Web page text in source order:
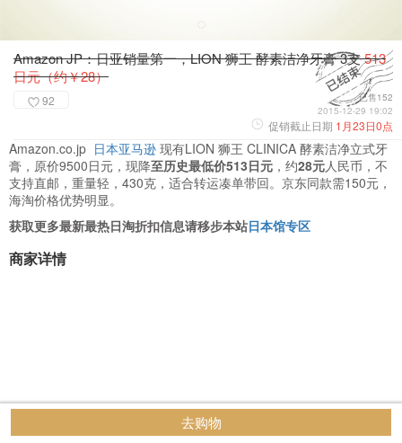
Amazon JP：日亚销量第一，LION 狮王 酵素洁净牙膏 3支513
日元（约￥28）
92
已售152
2015-12-29 19:02
促销截止日期 1月23日0点
Amazon.co.jp 日本亚马逊 现有LION 狮王 CLINICA 酵素洁净立式牙
膏，原价9500日元，现降至历史最低价513日元 ，约28元人民币，不
支持直邮，重量轻，430克，适合转运凑单带回。京东同款需150元，
海淘价格优势明显。
获取更多最新最热日淘折扣信息请移步本站日本馆专区
商家详情
去购物